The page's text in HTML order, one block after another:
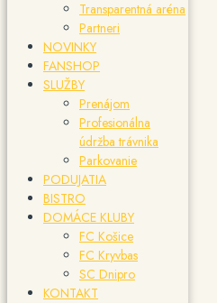
Transparentná aréna
Partneri
NOVINKY
FANSHOP
SLUŽBY
Prenájom
Profesionálna
údržba trávnika
Parkovanie
PODUJATIA
BISTRO
DOMÁCE KLUBY
FC Košice
FC Kryvbas
SC Dnipro
KONTAKT